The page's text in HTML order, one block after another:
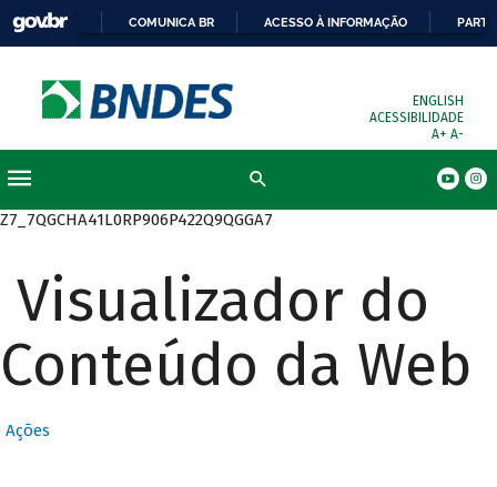
COMUNICA BR ACESSO À INFORMAÇÃO
ENGLISH
ACESSIBILIDADE
A+ A-
Z7_7QGCHA41L0RP906P422Q9QGGA7
Visualizador do
Conteúdo da Web
Ações